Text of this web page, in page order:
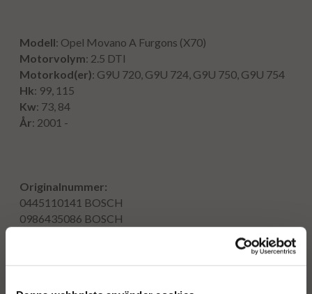
Modell: Opel Movano A Furgons (X70)
Motorvolym: 2.5 DTI
Motorkod(er): G9U 720, G9U 724, G9U 750, G9U 754
Hk: 99, 115
Kw: 73, 84
År: 2001 -
Originalnummer:
0445110141 BOSCH
0986435086 BOSCH
9109795